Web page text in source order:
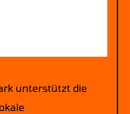
unterstützt die